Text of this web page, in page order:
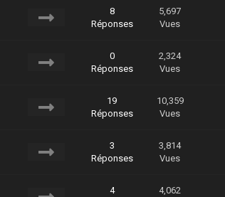
8
Réponses
5,697
Vues
0
Réponses
2,324
Vues
19
Réponses
10,359
Vues
3
Réponses
3,814
Vues
4
4,062